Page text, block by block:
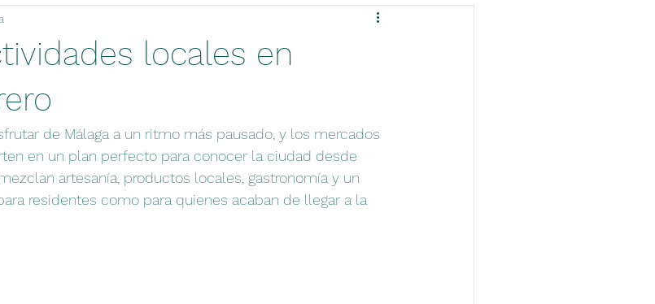
locales en
de Málaga a un ritmo más pausado, y los mercados
en un plan perfecto para conocer la ciudad desde
artesanía, productos locales, gastronomía y un
residentes como para quienes acaban de llegar a la